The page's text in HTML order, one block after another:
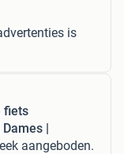
is
fiets
|
aangeboden.